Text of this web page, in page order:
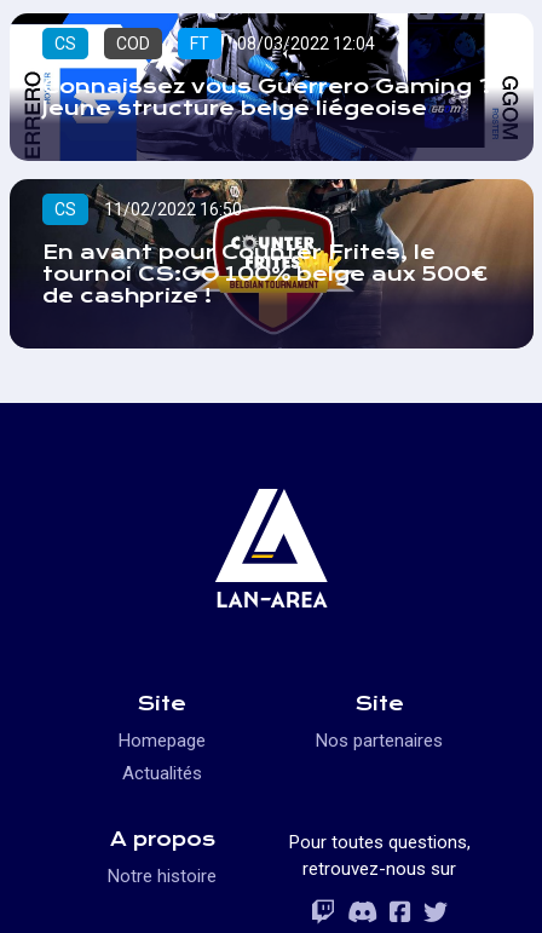
CS COD FT 08/03/2022 12:04
Connaissez vous Guerrero Gaming ?
Jeune structure belge liégeoise
CS 11/02/2022 16:50
En avant pour Counter Frites, le
tournoi CS:GO 100% belge aux 500€
de cashprize !
Site
Homepage
Actualités
Site
Nos partenaires
A propos
Notre histoire
Pour toutes questions,
retrouvez-nous sur